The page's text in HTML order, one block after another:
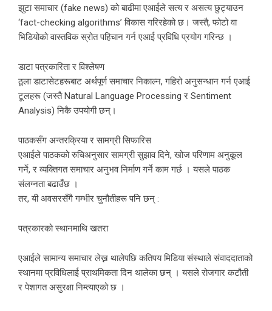
झुटा समाचार (fake news) को बाढीमा एआईले सत्य र असत्य छुट्याउन
‘fact-checking algorithms’ विकास गरिरहेको छ। जस्तै, फोटो वा
भिडियोको वास्तविक स्रोत पहिचान गर्न एआई प्रविधि प्रयोग गरिन्छ ।
डाटा पत्रकारिता र विश्लेषण
ठूला डाटासेटहरूबाट अर्थपूर्ण समाचार निकाल्न, गहिरो अनुसन्धान गर्न एआई
टूलहरू (जस्तै Natural Language Processing र Sentiment
Analysis) निकै उपयोगी छन्।
पाठकसँग अन्तरक्रिया र सामग्री सिफारिस
एआईले पाठकको रुचिअनुसार सामग्री सुझाव दिने, खोज परिणाम अनुकूल
गर्ने, र व्यक्तिगत समाचार अनुभव निर्माण गर्ने काम गर्छ । यसले पाठक
संलग्नता बढाउँछ ।
तर, यी अवसरसँगै गम्भीर चुनौतीहरू पनि छन् :
पत्रकारको स्थानमाथि खतरा
एआईले सामान्य समाचार लेख्न थालेपछि कतिपय मिडिया संस्थाले संवाददाताको
स्थानमा प्रविधिलाई प्राथमिकता दिन थालेका छन् । यसले रोजगार कटौती
र पेशागत असुरक्षा निम्त्याएको छ ।